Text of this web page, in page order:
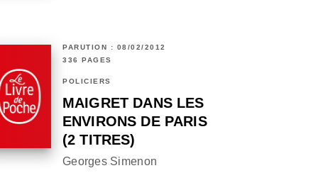
PARUTION : 08/02/2012
336 PAGES
POLICIERS
MAIGRET DANS LES
ENVIRONS DE PARIS
(2 TITRES)
Georges Simenon